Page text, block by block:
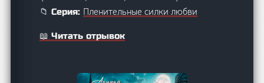
📁 Серия: Пленительные силки любви
📖 Читать отрывок